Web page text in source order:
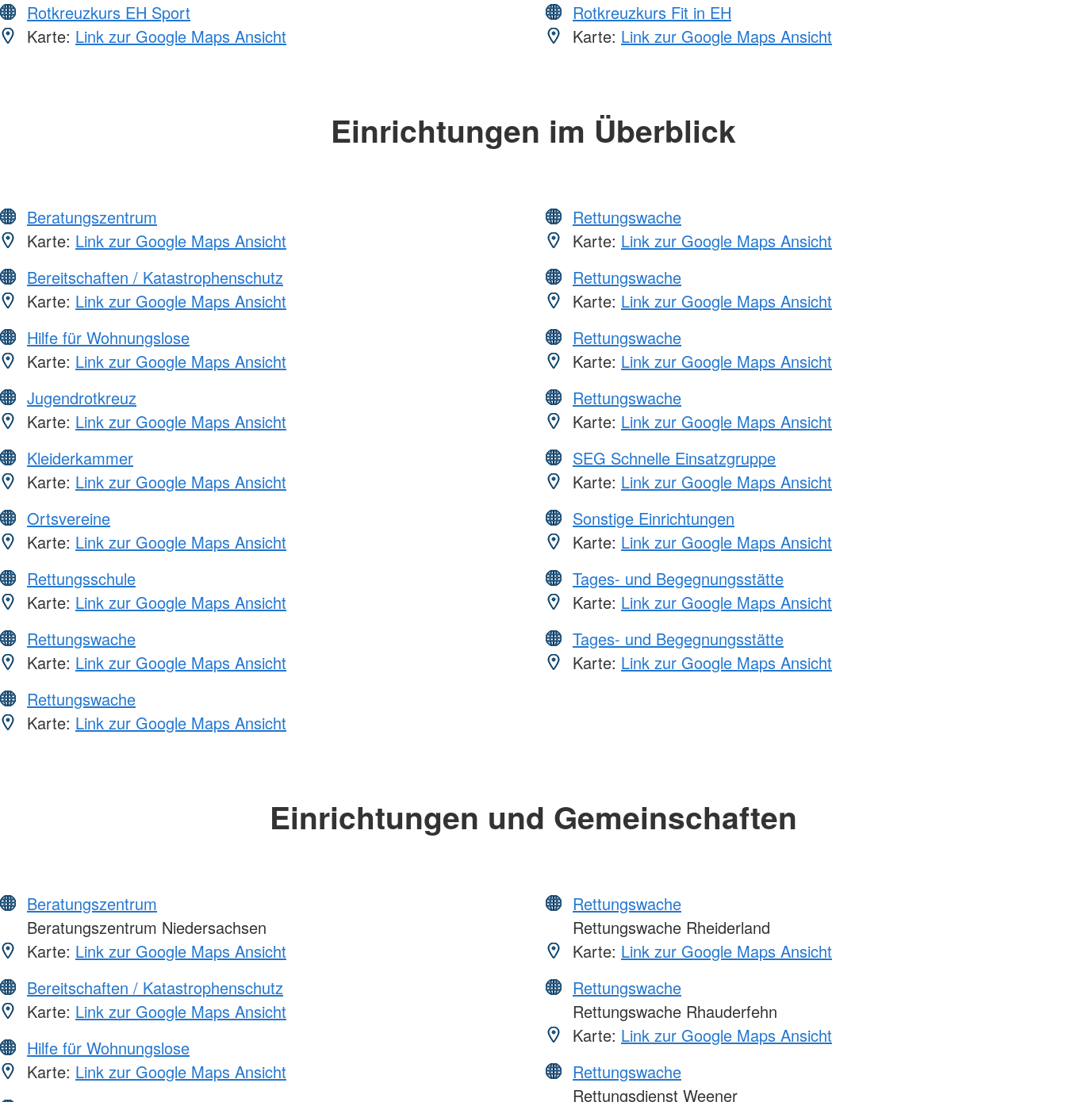
Rotkreuzkurs EH Sport
Karte: Link zur Google Maps Ansicht
Rotkreuzkurs Fit in EH
Karte: Link zur Google Maps Ansicht
Einrichtungen im Überblick
Beratungszentrum
Karte: Link zur Google Maps Ansicht
Bereitschaften / Katastrophenschutz
Karte: Link zur Google Maps Ansicht
Hilfe für Wohnungslose
Karte: Link zur Google Maps Ansicht
Jugendrotkreuz
Karte: Link zur Google Maps Ansicht
Kleiderkammer
Karte: Link zur Google Maps Ansicht
Ortsvereine
Karte: Link zur Google Maps Ansicht
Rettungsschule
Karte: Link zur Google Maps Ansicht
Rettungswache
Karte: Link zur Google Maps Ansicht
Rettungswache
Karte: Link zur Google Maps Ansicht
Rettungswache
Karte: Link zur Google Maps Ansicht
Rettungswache
Karte: Link zur Google Maps Ansicht
Rettungswache
Karte: Link zur Google Maps Ansicht
Rettungswache
Karte: Link zur Google Maps Ansicht
SEG Schnelle Einsatzgruppe
Karte: Link zur Google Maps Ansicht
Sonstige Einrichtungen
Karte: Link zur Google Maps Ansicht
Tages- und Begegnungsstätte
Karte: Link zur Google Maps Ansicht
Tages- und Begegnungsstätte
Karte: Link zur Google Maps Ansicht
Einrichtungen und Gemeinschaften
Beratungszentrum
Beratungszentrum Niedersachsen
Karte: Link zur Google Maps Ansicht
Bereitschaften / Katastrophenschutz
Karte: Link zur Google Maps Ansicht
Hilfe für Wohnungslose
Karte: Link zur Google Maps Ansicht
Rettungswache
Rettungswache Rheiderland
Karte: Link zur Google Maps Ansicht
Rettungswache
Rettungswache Rhauderfehn
Karte: Link zur Google Maps Ansicht
Rettungswache
Rettungsdienst Weener